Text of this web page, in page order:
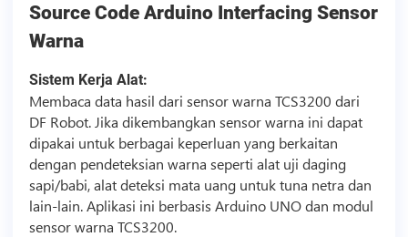
Source CodeArduino Interfacing Sensor
Warna
Sistem Kerja Alat:
Membaca data hasil dari sensor warna TCS3200 dari
DF Robot. Jika dikembangkan sensor warna ini dapat
dipakai untuk berbagai keperluan yang berkaitan
dengan pendeteksian warna seperti alat uji daging
sapi/babi, alat deteksi mata uang untuk tuna netra dan
lain-lain. Aplikasi ini berbasis Arduino UNO dan modul
sensor warna TCS3200.